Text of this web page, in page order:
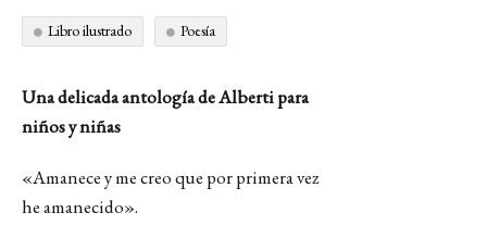
Libro ilustrado Poesía
Una delicada antología de Alberti para
niños y niñas
«Amanece y me creo que por primera vez
he amanecido».